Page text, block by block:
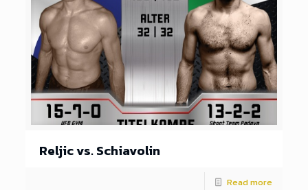
Reljic vs. Schiavolin
Read more